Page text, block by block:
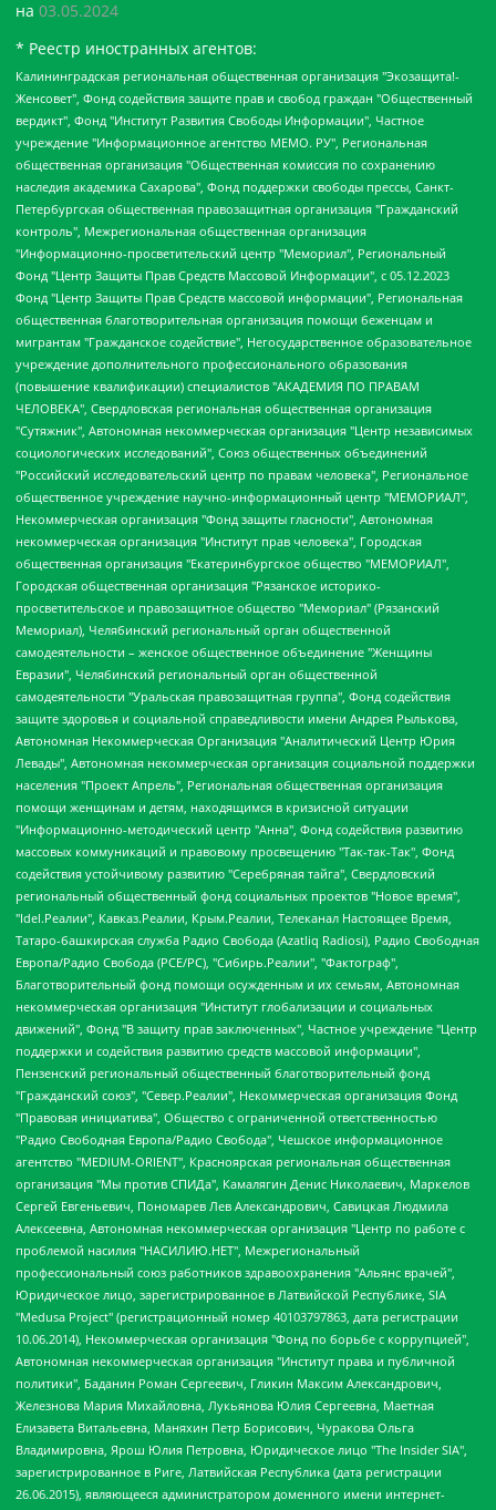
на 03.05.2024
* Реестр иностранных агентов:
Калининградская региональная общественная организация "Экозащита!-Женсовет", Фонд содействия защите прав и свобод граждан "Общественный вердикт", Фонд "Институт Развития Свободы Информации", Частное учреждение "Информационное агентство МЕМО. РУ", Региональная общественная организация "Общественная комиссия по сохранению наследия академика Сахарова", Фонд поддержки свободы прессы, Санкт-Петербургская общественная правозащитная организация "Гражданский контроль", Межрегиональная общественная организация "Информационно-просветительский центр "Мемориал", Региональный Фонд "Центр Защиты Прав Средств Массовой Информации", с 05.12.2023 Фонд "Центр Защиты Прав Средств массовой информации", Региональная общественная благотворительная организация помощи беженцам и мигрантам "Гражданское содействие", Негосударственное образовательное учреждение дополнительного профессионального образования (повышение квалификации) специалистов "АКАДЕМИЯ ПО ПРАВАМ ЧЕЛОВЕКА", Свердловская региональная общественная организация "Сутяжник", Автономная некоммерческая организация "Центр независимых социологических исследований", Союз общественных объединений "Российский исследовательский центр по правам человека", Региональное общественное учреждение научно-информационный центр "МЕМОРИАЛ", Некоммерческая организация "Фонд защиты гласности", Автономная некоммерческая организация "Институт прав человека", Городская общественная организация "Екатеринбургское общество "МЕМОРИАЛ", Городская общественная организация "Рязанское историко-просветительское и правозащитное общество "Мемориал" (Рязанский Мемориал), Челябинский региональный орган общественной самодеятельности – женское общественное объединение "Женщины Евразии", Челябинский региональный орган общественной самодеятельности "Уральская правозащитная группа", Фонд содействия защите здоровья и социальной справедливости имени Андрея Рылькова, Автономная Некоммерческая Организация "Аналитический Центр Юрия Левады", Автономная некоммерческая организация социальной поддержки населения "Проект Апрель", Региональная общественная организация помощи женщинам и детям, находящимся в кризисной ситуации "Информационно-методический центр "Анна", Фонд содействия развитию массовых коммуникаций и правовому просвещению "Так-так-Так", Фонд содействия устойчивому развитию "Серебряная тайга", Свердловский региональный общественный фонд социальных проектов "Новое время", "Idel.Реалии", Кавказ.Реалии, Крым.Реалии, Телеканал Настоящее Время, Татаро-башкирская служба Радио Свобода (Azatliq Radiosi), Радио Свободная Европа/Радио Свобода (PCE/PC), "Сибирь.Реалии", "Фактограф", Благотворительный фонд помощи осужденным и их семьям, Автономная некоммерческая организация "Институт глобализации и социальных движений", Фонд "В защиту прав заключенных", Частное учреждение "Центр поддержки и содействия развитию средств массовой информации", Пензенский региональный общественный благотворительный фонд "Гражданский союз", "Север.Реалии", Некоммерческая организация Фонд "Правовая инициатива", Общество с ограниченной ответственностью "Радио Свободная Европа/Радио Свобода", Чешское информационное агентство "MEDIUM-ORIENT", Красноярская региональная общественная организация "Мы против СПИДа", Камалягин Денис Николаевич, Маркелов Сергей Евгеньевич, Пономарев Лев Александрович, Савицкая Людмила Алексеевна, Автономная некоммерческая организация "Центр по работе с проблемой насилия "НАСИЛИЮ.НЕТ", Межрегиональный профессиональный союз работников здравоохранения "Альянс врачей", Юридическое лицо, зарегистрированное в Латвийской Республике, SIA "Medusa Project" (регистрационный номер 40103797863, дата регистрации 10.06.2014), Некоммерческая организация "Фонд по борьбе с коррупцией", Автономная некоммерческая организация "Институт права и публичной политики", Баданин Роман Сергеевич, Гликин Максим Александрович, Железнова Мария Михайловна, Лукьянова Юлия Сергеевна, Маетная Елизавета Витальевна, Маняхин Петр Борисович, Чуракова Ольга Владимировна, Ярош Юлия Петровна, Юридическое лицо "The Insider SIA", зарегистрированное в Риге, Латвийская Республика (дата регистрации 26.06.2015), являющееся администратором доменного имени интернет-издания "The Insider SIA", https://theins.ru, Постернак Алексей Евгеньевич, Рубин Михаил Аркадьевич, Анин Роман Александрович, Юридическое лицо Istories fonds, зарегистрированное в Латвийской Республике (регистрационный номер 50008295751, дата регистрации 24.02.2020), Великовский Дмитрий Александрович, Долинина Ирина Николаевна, Мароховская Алеся Алексеевна, Шлейнов Роман Юрьевич, Шмагун Олеся Валентиновна, Общество с ограниченной ответственностью "Альтаир 2021", Общество с ограниченной ответственностью "Вега 2021", Общество с ограниченной ответственностью "Главный редактор 2021", Общество с ограниченной ответственностью "Ромашки монолит", Важенков Артем Валерьевич, Ивановская областная общественная организация "Центр гендерных исследований", Гурман Юрий Альбертович, Медиапроект "ОВД-Инфо", Егоров Владимир Владимирович, Жилинский Владимир Александрович, Общество с ограниченной ответственностью "ЗП", Иванова София Юрьевна, Карезина Инна Павловна, Кильтау Екатерина Викторовна, Петров Алексей Викторович, Пискунов Сергей Евгеньевич, Смирнов Сергей Сергеевич, Тихонов Михаил Сергеевич, Общество с ограниченной ответственностью "ЖУРНАЛИСТ-ИНОСТРАННЫЙ АГЕНТ", Арапова Галина Юрьевна, Вольтская Татьяна Анатольевна, Американская компания "Mason G.E.S. Anonymous Foundation" (США), являющаяся владельцем интернет-издания https://mnews.world/, Компания "Stichting Bellingcat", зарегистрированная в Нидерландах (дата регистрации 11.07.2018), Захаров Андрей Вячеславович, Клепиковская Екатерина Дмитриевна, Общество с ограниченной ответственностью "МЕМО", Перл Роман Александрович, Симонов Евгений Алексеевич, Соловьева Елена Анатольевна, Сотников Даниил Владимирович, Сурначева Елизавета Дмитриевна, Автономная некоммерческая организация по защите прав человека и информированию населения "Якутия – Наше Мнение", Общество с ограниченной ответственностью "Москоу диджитал медиа", с 26.01.2023 Общество с ограниченной ответственностью "Чайка Белые сады", Ветошкина Валерия Валерьевна, Заговора Максим Александрович, Межрегиональное общественное движение "Российская ЛГБТ - сеть", Оленичев Максим Владимирович, Павлов Иван Юрьевич, Скворцова Елена Сергеевна, Общество с ограниченной ответственностью "Как бы инагент", Кочетков Игорь Викторович, Общество с ограниченной ответственностью "Честные выборы", Еланчик Олег Александрович, Общество с ограниченной ответственностью "Нобелевский призыв", Гималова Регина Эмилевна, Григорьев Андрей Валерьевич, Григорьева Алина Александровна, Ассоциация по содействию защите прав призывников, альтернативнослужащих и военнослужащих "Правозащитная группа "Гражданин.Армия.Право", Хисамова Регина Фаритовна, Автономная некоммерческая организация по реализации социально-правовых программ "Лилит", Дальневосточное общественное движение "Маяк", Санкт-Петербургская ЛГБТ-инициативная группа "Выход", Инициативная группа ЛГБТ+ "Реверс", Алексеев Андрей Викторович, Бекбулатова Таисия Львовна, Беляев Иван Михайлович, Владыкина Елена Сергеевна, Гельман Марат Александрович, Никульшина Вероника Юрьевна, Толоконникова Надежда Андреевна, Шендерович Виктор Анатольевич, Общество с ограниченной ответственностью "Данное сообщение", Общество с ограниченной ответственностью Издательский дом "Новая глава", Айнбиндер Александра Александровна, Московский комьюнити-центр для ЛГБТ+инициатив, Благотворительный фонд развития филантропии, Deutsche Welle (Германия, Kurt-Schumacher-Strasse 3, 53113 Bonn), Борзунова Мария Михайловна, Воробьев Виктор Викторович, Голубева Анна Львовна, Константинова Алла Михайловна, Малкова Ирина Владимировна, Мурадов Мурад Абдулгалимович, Осетинская Елизавета Николаевна, Понасенков Евгений Николаевич, Ганапольский Матвей Юрьевич, Киселев Евгений Алексеевич, Борухович Ирина Григорьевна, Дремин Иван Тимофеевич, Дубровский Дмитрий Викторович, Красноярская региональная общественная организация поддержки и развития альтернативных образовательных технологий и межкультурных коммуникаций "ИНТЕРРА", Маяковская Екатерина Алексеевна, Фейгин Марк Захарович, Филимонов Андрей Викторович, Дзугкоева Регина Николаевна, Доброхотов Роман Александрович, Дудь Юрий Александрович, Елкин Сергей Владимирович, Кругликов Кирилл Игоревич, Сабунаева Мария Леонидовна, Семенов Алексей Владимирович, Шаинян Карен Багратович, Шульман Екатерина Михайловна, Асафьев Артур Валерьевич, Вахштайн Виктор Семенович, Венедиктов Алексей Алексеевич, Лушникова Екатерина Евгеньевна, Волков Леонид Михайлович, Невзоров Александр Глебович, Пархоменко Сергей Борисович, Сироткин Ярослав Николаевич, Кара-Мурза Владимир Владимирович, Баранова Наталья Владимировна, Гозман Леонид Яковлевич, Кагарлицкий Борис Юльевич, Климарев Михаил Валерьевич, Милов Владимир Станиславович, Автономная некоммерческая организация Краснодарский центр современного искусства "Типография", Моргенштерн Алишер Тагирович, Соболь Любовь Эдуардовна, Общество с ограниченной ответственностью "ЛИЗА НОРМ", Каспаров Гарри Кимович, Ходорковский Михаил Борисович, Общество с ограниченной ответственностью "Апрельские тезисы", Данилович Ирина Брониславовна, Кашин Олег Владимирович, Петров Николай Владимирович, Пивоваров Алексей Владимирович, Соколов Михаил Владимирович, Цветкова Юлия Владимировна, Чичваркин Евгений Александрович, Комитет против пыток/Команда против пыток, Общество с ограниченной ответственностью "Первый научный", Общество с ограниченной ответственностью "Вертолет и ко", Белоцерковская Вероника Борисовна, Кац Максим Евгеньевич, Лазарева Татьяна Юрьевна, Шаведдинов Руслан Табризович, Яшин Илья Валерьевич, Общество с ограниченной ответственностью "Иноагент ААВ", Алешковский Дмитрий Петрович, Альбац Евгения Марковна, Быков Дмитрий Львович, Галямина Юлия Евгеньевна, Лойко Сергей Леонидович, Мартынов Кирилл Константинович, Медведев Сергей Александрович, Крашенинников Федор Геннадиевич, Гордеева Катерина Вл